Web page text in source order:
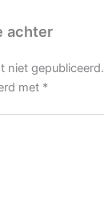
achter
niet gepubliceerd.
met *